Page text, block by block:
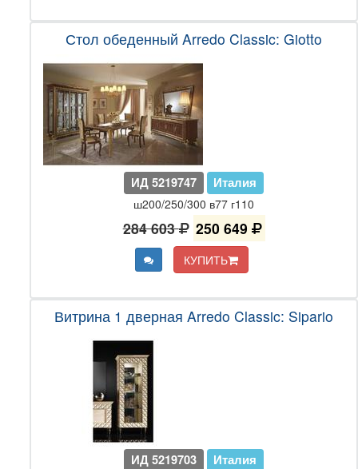
Стол обеденный Arredo Classic: Giotto
ИД 5219747 Италия
ш200/250/300 в77 г110
284 603 250 649
КУПИТЬ
Витрина 1 дверная Arredo Classic: Sipario
ИД 5219703 Италия